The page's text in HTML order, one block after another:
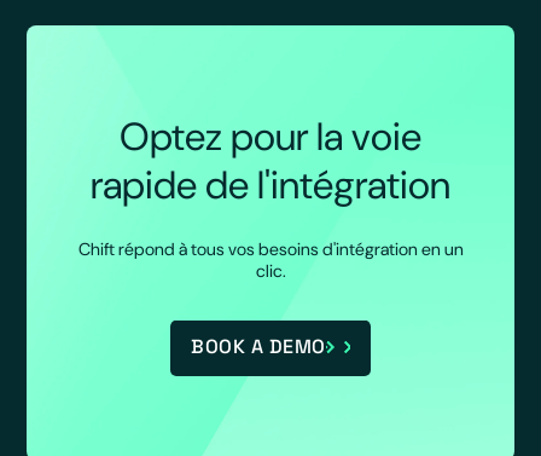
Optez pour la voie
rapide de l'intégration
Chift répond à tous vos besoins d'intégration en un
clic.
BOOK A DEMO